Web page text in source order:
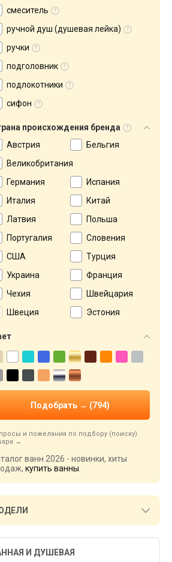
смеситель
ручной душ (душевая лейка)
ручки
подголовник
подлокотники
сифон
происхождения бренда
Австрия
Бельгия
Великобритания
Германия
Испания
Италия
Китай
Латвия
Польша
Португалия
Словения
США
Турция
Украина
Франция
Чехия
Швейцария
Швеция
Эстония
и пожелания по подбору (поиску)
ванн 2026 - новинки, хиты
купить ванны
И ДУШЕВАЯ